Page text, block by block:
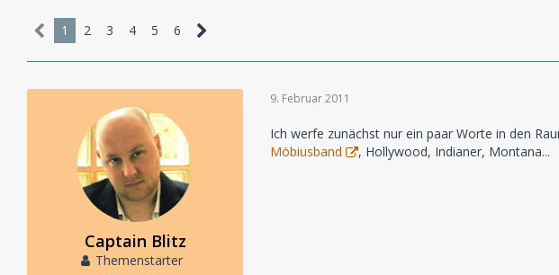
1 2 3 4 5 6
Captain Blitz
Themenstarter
9. Februar 2011
Ich werfe zunächst nur ein paar Worte in den
Möbiusband
, Hollywood, Indianer, Montana...